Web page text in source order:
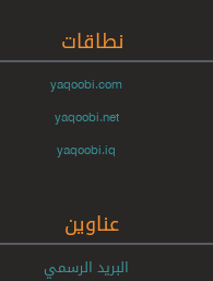
نطاقات
yaqoobi.com
yaqoobi.net
yaqoobi.iq
عناوين
البريد الرسمي